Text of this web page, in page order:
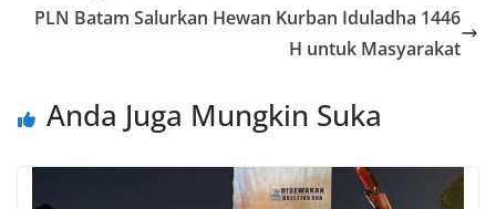
PLN Batam Salurkan Hewan Kurban Iduladha 1446
H untuk Masyarakat
Anda Juga Mungkin Suka